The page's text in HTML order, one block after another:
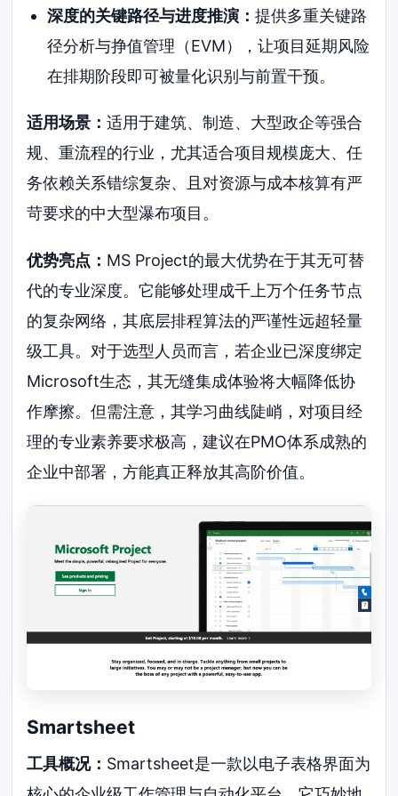
深度的关键路径与进度推演： 提供多重关键路
径分析与挣值管理（EVM），让项目延期风险
在排期阶段即可被量化识别与前置干预。
适用场景：适用于建筑、制造、大型政企等强合
规、重流程的行业，尤其适合项目规模庞大、任
务依赖关系错综复杂、且对资源与成本核算有严
苛要求的中大型瀑布项目。
优势亮点： MS Project的最大优势在于其无可替
代的专业深度。它能够处理成千上万个任务节点
的复杂网络，其底层排程算法的严谨性远超轻量
级工具。对于选型人员而言，若企业已深度绑定
Microsoft生态，其无缝集成体验将大幅降低协
作摩擦。但需注意，其学习曲线陡峭，对项目经
理的专业素养要求极高，建议在PMO体系成熟的
企业中部署，方能真正释放其高阶价值。
Smartsheet
工具概况： Smartsheet是一款以电子表格界面为